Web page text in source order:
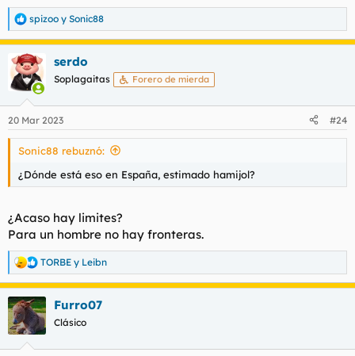
R
e
c
c
i
e
s
spizoo y Sonic88
serdo
Soplagaitas Forero de mierda
20 Mar 2023 #24
Sonic88 rebuznó:
¿Dónde está eso en España, estimado hamijol?
¿Acaso hay limites?
Para un hombre no hay fronteras.
R
e
c
c
i
TORBE y Leibn
Furro07
Clásico